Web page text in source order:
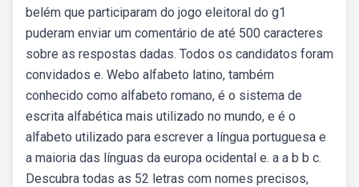
belém que participaram do jogo eleitoral do g1
puderam enviar um comentário de até 500 caracteres
sobre as respostas dadas. Todos os candidatos foram
convidados e. Webo alfabeto latino, também
conhecido como alfabeto romano, é o sistema de
escrita alfabética mais utilizado no mundo, e é o
alfabeto utilizado para escrever a língua portuguesa e
a maioria das línguas da europa ocidental e. ‭a a b b c‬.
Descubra todas as 52 letras com nomes precisos,